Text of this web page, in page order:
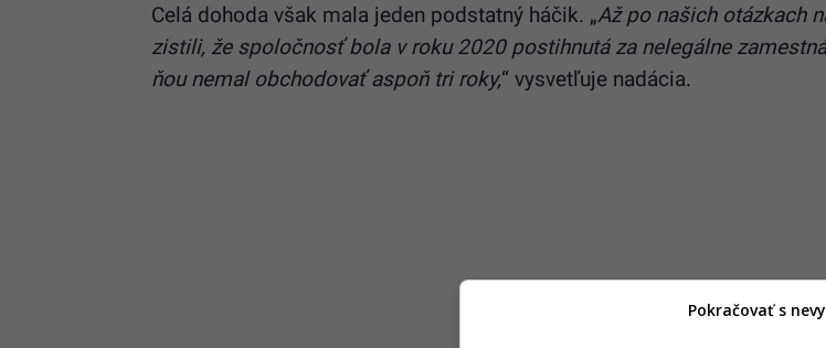
Celá dohoda však mala jeden podstatný háčik. „Až po našich otázkach
zistili, že spoločnosť bola v roku 2020 postihnutá za nelegálne
ňou nemal obchodovať aspoň tri roky,“ vysvetľuje nadácia.
Pokračovať s